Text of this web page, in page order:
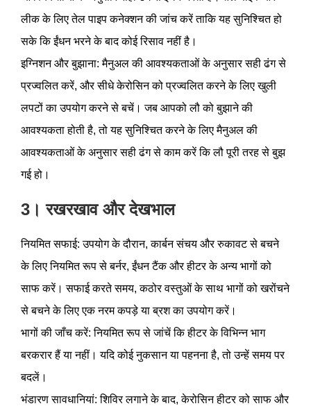
लीक के लिए तेल पाइप कनेक्शन की जांच करें ताकि यह सुनिश्चित हो
सके कि ईंधन भरने के बाद कोई रिसाव नहीं है।
इग्निशन और बुझाना: मैनुअल की आवश्यकताओं के अनुसार सही ढंग से
प्रज्वलित करें, और सीधे केरोसिन को प्रज्वलित करने के लिए खुली
लपटों का उपयोग करने से बचें। जब आपको लौ को बुझाने की
आवश्यकता होती है, तो यह सुनिश्चित करने के लिए मैनुअल की
आवश्यकताओं के अनुसार सही ढंग से काम करें कि लौ पूरी तरह से बुझ
गई हो।
3। रखरखाव और देखभाल
नियमित सफाई: उपयोग के दौरान, कार्बन संचय और रुकावट से बचने
के लिए नियमित रूप से बर्नर, ईंधन टैंक और हीटर के अन्य भागों को
साफ करें। सफाई करते समय, कठोर वस्तुओं के साथ भागों को खरोंचने
से बचने के लिए एक नरम कपड़े या ब्रश का उपयोग करें।
भागों की जाँच करें: नियमित रूप से जांचें कि हीटर के विभिन्न भाग
बरकरार हैं या नहीं। यदि कोई नुकसान या पहनना है, तो उन्हें समय पर
बदलें।
भंडारण सावधानियां: शिविर लगाने के बाद, केरोसिन हीटर को साफ और